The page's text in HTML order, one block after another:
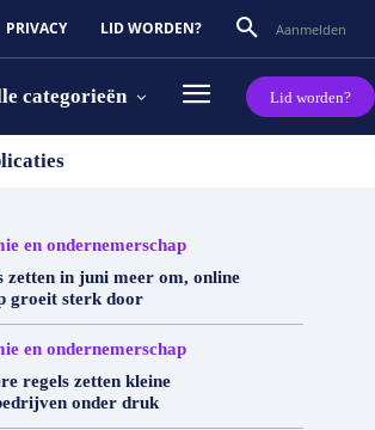
PRIVACY LID WORDEN? Aanmelden
categorieën Lid worden?
en ondernemerschap
zetten in juni meer om, online
groeit sterk door
en ondernemerschap
regels zetten kleine
onder druk